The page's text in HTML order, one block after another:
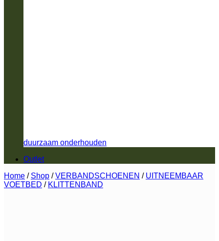
duurzaam onderhouden
Outlet
Home / Shop / VERBANDSCHOENEN / UITNEEMBAAR
VOETBED / KLITTENBAND